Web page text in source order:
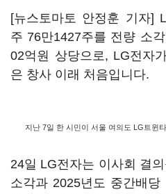
[뉴스토마토 안정훈 기자]
주 76만1427주를 전량 소
02억원 상당으로, LG전자
은 창사 이래 처음입니다.
지난 7일 한 시민이 서울 여의도 LG트윈
24일 LG전자는 이사회 결
소각과 2025년도 중간배당